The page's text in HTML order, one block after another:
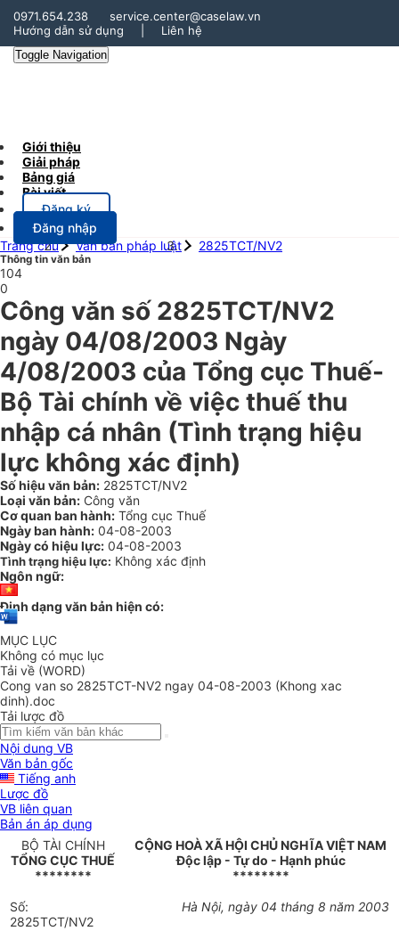
0971.654.238
service.center@caselaw.vn
Hướng dẫn sử dụng
Liên hệ
Toggle Navigation
Giới thiệu
Giải pháp
Bảng giá
Bài viết
Đăng ký
Đăng nhập
Trang chủ
Văn bản pháp luật 2825TCT/NV2
Thông tin văn bản
104
0
Công văn số 2825TCT/NV2
ngày 04/08/2003 Ngày
4/08/2003 của Tổng cục Thuế-
Bộ Tài chính về việc thuế thu
nhập cá nhân (Tình trạng hiệu
lực không xác định)
Số hiệu văn bản: 2825TCT/NV2
Loại văn bản: Công văn
Cơ quan ban hành: Tổng cục Thuế
Ngày ban hành: 04-08-2003
Ngày có hiệu lực: 04-08-2003
Tình trạng hiệu lực: Không xác định
Ngôn ngữ:
Định dạng văn bản hiện có:
MỤC LỤC
Không có mục lục
Tải về (WORD)
Cong van so 2825TCT-NV2 ngay 04-08-2003 (Khong xac
dinh).doc
Tải lược đồ
Nội dung VB
Văn bản gốc
Tiếng anh
Lược đồ
VB liên quan
Bản án áp dụng
BỘ TÀI CHÍNH
TỔNG CỤC THUẾ
********
CỘNG HOÀ XÃ HỘI CHỦ NGHĨA VIỆT NAM
Độc lập - Tự do - Hạnh phúc
********
Số:
2825TCT/NV2
Hà Nội, ngày 04 tháng 8 năm 2003